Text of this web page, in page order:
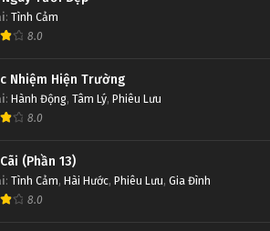
: Tình Cảm
8.0
Nhiệm Hiện Trường
: Hành Động, Tâm Lý, Phiêu Lưu
8.0
(Phần 13)
: Tình Cảm, Hài Hước, Phiêu Lưu, Gia Đình
8.0